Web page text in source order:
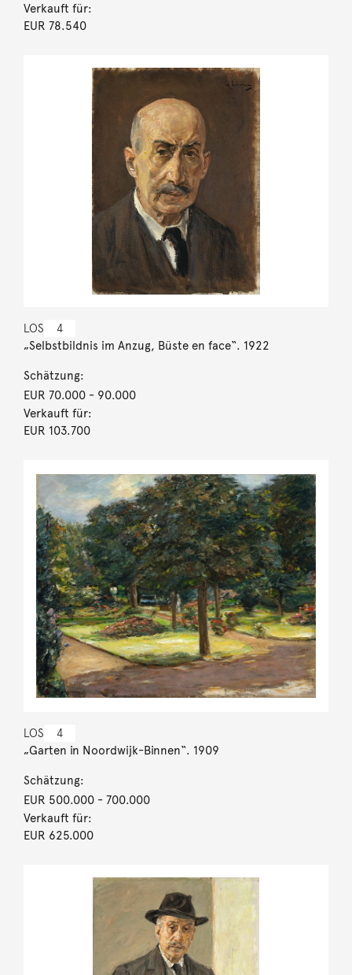
Verkauft für:
EUR 78.540
LOS 4
„Selbstbildnis im Anzug, Büste en face“. 1922
Schätzung:
EUR 70.000- 90.000
Verkauft für:
EUR 103.700
LOS 4
„Garten in Noordwijk-Binnen“. 1909
Schätzung:
EUR 500.000- 700.000
Verkauft für:
EUR 625.000